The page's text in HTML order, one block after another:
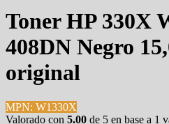
Toner HP 330X
408DN Negro
original
MPN: W1330X
Valorado con 5.00 de 5 en base a 1